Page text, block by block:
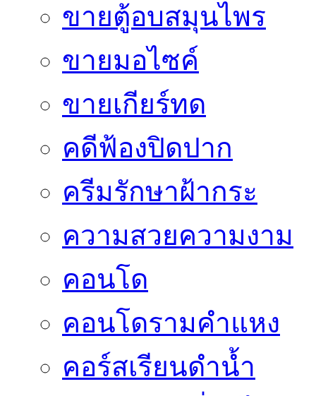
ขายตู้อบสมุนไพร
ขายมอไซค์
ขายเกียร์ทด
คดีฟ้องปิดปาก
ครีมรักษาฝ้ากระ
ความสวยความงาม
คอนโด
คอนโดรามคำแหง
คอร์สเรียนดำน้ำ